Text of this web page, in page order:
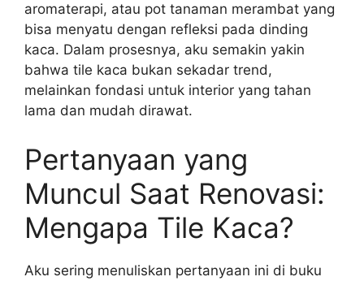
aromaterapi, atau pot tanaman merambat yang
bisa menyatu dengan refleksi pada dinding
kaca. Dalam prosesnya, aku semakin yakin
bahwa tile kaca bukan sekadar trend,
melainkan fondasi untuk interior yang tahan
lama dan mudah dirawat.
Pertanyaan yang
Muncul Saat Renovasi:
Mengapa Tile Kaca?
Aku sering menuliskan pertanyaan ini di buku